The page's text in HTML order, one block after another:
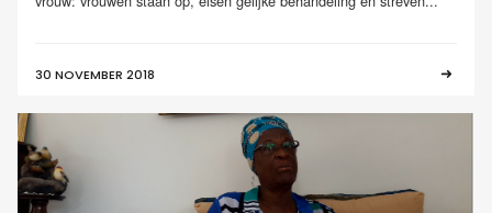
30 NOVEMBER 2018